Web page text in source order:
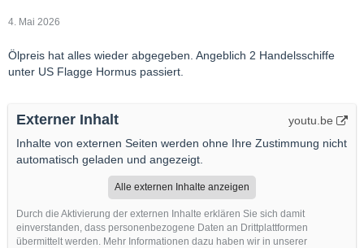
4. Mai 2026
Ölpreis hat alles wieder abgegeben. Angeblich 2 Handelsschiffe
unter US Flagge Hormus passiert.
Externer Inhalt
youtu.be
Inhalte von externen Seiten werden ohne Ihre Zustimmung nicht
automatisch geladen und angezeigt.
Alle externen Inhalte anzeigen
Durch die Aktivierung der externen Inhalte erklären Sie sich damit
einverstanden, dass personenbezogene Daten an Drittplattformen
übermittelt werden. Mehr Informationen dazu haben wir in unserer